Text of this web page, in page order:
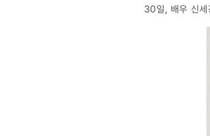
30일, 배우 신세